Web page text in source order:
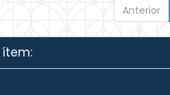
Anterior
ítem: